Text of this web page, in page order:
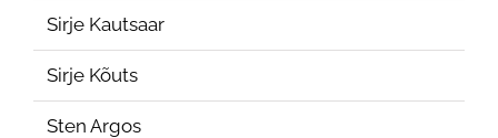
Sirje Kautsaar
Sirje Kõuts
Sten Argos